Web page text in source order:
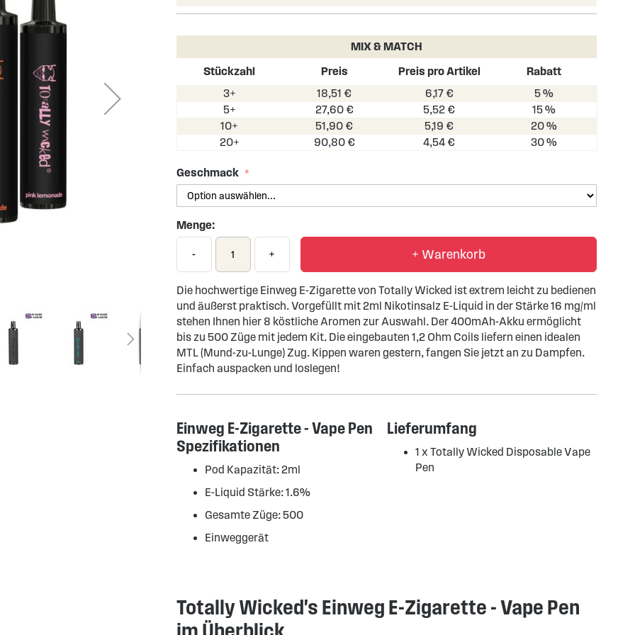
MIX & MATCH
Stückzahl Preis Preis pro Artikel
Rabatt
3+
18,51 € 6,17 €
5 %
5+
27,60 € 5,52 €
15 %
10+
51,90 € 5,19 €
20 %
20+
90,80 € 4,54 € 30 %
Geschmack
Menge:
- + + Warenkorb
Die hochwertige Einweg E-Zigarette von Totally Wicked ist extrem leicht zu bedienen
und äußerst praktisch. Vorgefüllt mit 2ml Nikotinsalz E-Liquid in der Stärke 16 mg/ml
stehen Ihnen hier 8 köstliche Aromen zur Auswahl. Der 400mAh-Akku ermöglicht
bis zu 500 Züge mit jedem Kit. Die eingebauten 1,2 Ohm Coils liefern einen idealen
MTL (Mund-zu-Lunge) Zug. Kippen waren gestern, fangen Sie jetzt an zu Dampfen.
Einfach auspacken und loslegen!
Einweg E-Zigarette - Vape Pen
Spezifikationen
Pod Kapazität: 2ml
E-Liquid Stärke: 1.6%
Gesamte Züge: 500
Einweggerät
Lieferumfang
1 x Totally Wicked Disposable Vape
Pen
Totally Wicked's Einweg E-Zigarette - Vape Pen
im Überblick